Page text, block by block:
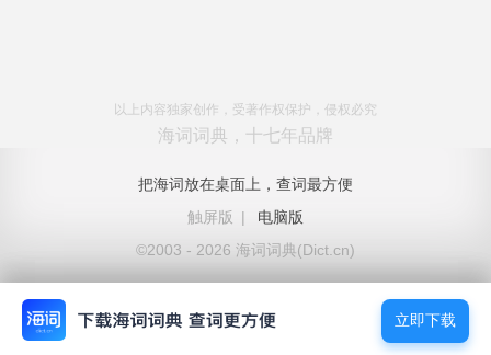
以上内容独家创作，受著作权保护，侵权必究
海词词典，十七年品牌
把海词放在桌面上，查词最方便
触屏版
|
电脑版
©2003 - 2026 海词词典(Dict.cn)
立即下载
立即下载